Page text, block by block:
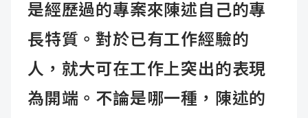
是經歷過的專案來陳述自己的專
長特質。對於已有工作經驗的
人，就大可在工作上突出的表現
為開端。不論是哪一種，陳述的